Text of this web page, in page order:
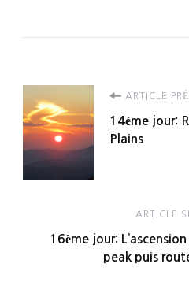
Navigation
d'article
ARTICLE
14ème jour:
Plains
ARTICLE
16ème jour: L’ascension
peak puis